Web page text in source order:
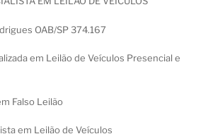
OAB/SP 374.167
em Leilão de Veículos Presencial e
Falso Leilão
em Leilão de Veículos